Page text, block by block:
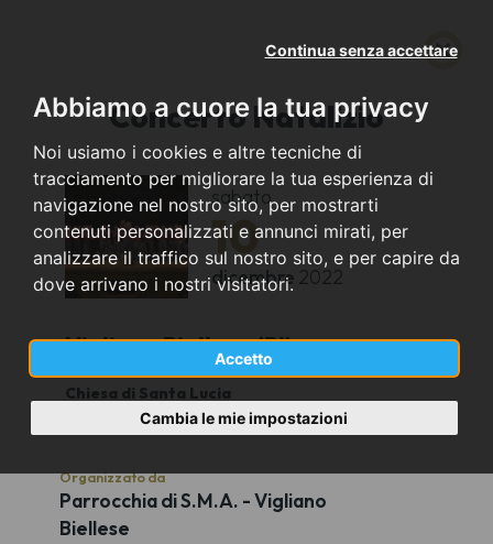
Abbiamo a cuore la tua privacy
Noi usiamo i cookies e altre tecniche di
tracciamento per migliorare la tua esperienza di
navigazione nel nostro sito, per mostrarti
contenuti personalizzati e annunci mirati, per
analizzare il traffico sul nostro sito, e per capire da
dove arrivano i nostri visitatori.
Accetto
Continua senza accettare
Cambia le mie impostazioni
Concerto Natalizio
sabato
10
dicembre 2022
Vigliano Biellese (BI)
Chiesa di Santa Lucia
Organizzato da
Parrocchia di S.M.A. - Vigliano
Biellese